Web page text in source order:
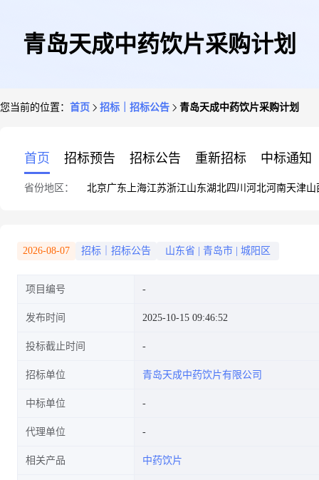
青岛天成中药饮片采购计划
您当前的位置： 首页 招标｜招标公告 青岛天成中药饮片采购计划
首页 招标预告 招标公告 重新招标 中标通知
省份地区： 北京广东 上海江苏浙江山东湖北四川 河北河南天津山
2026-08-07 招标｜招标公告 山东省 青岛市 城阳区
项目编号
发布时间 2025-10-15 09:46:52
投标截止时间
招标单位 青岛天成中药饮片有限公司
中标单位
代理单位
相关产品 中药饮片